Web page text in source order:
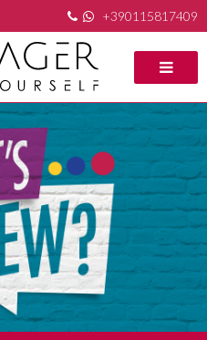
+390115817409